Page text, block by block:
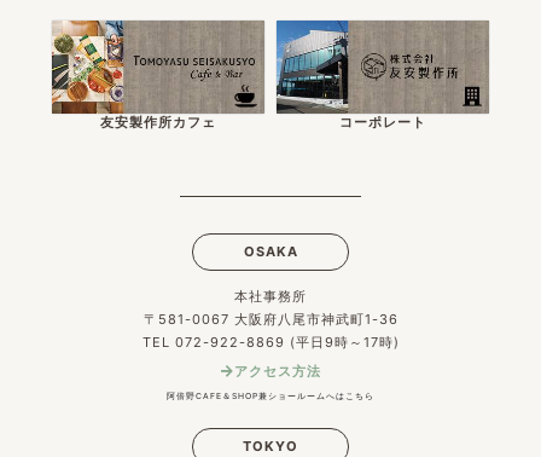
友安製作所カフェ コーポレート
OSAKA
本社事務所
〒581-0067 大阪府八尾市神武町1-36
TEL 072-922-8869 (平日9時～17時)
アクセス方法
阿倍野CAFE＆SHOP兼ショールームへはこちら
TOKYO